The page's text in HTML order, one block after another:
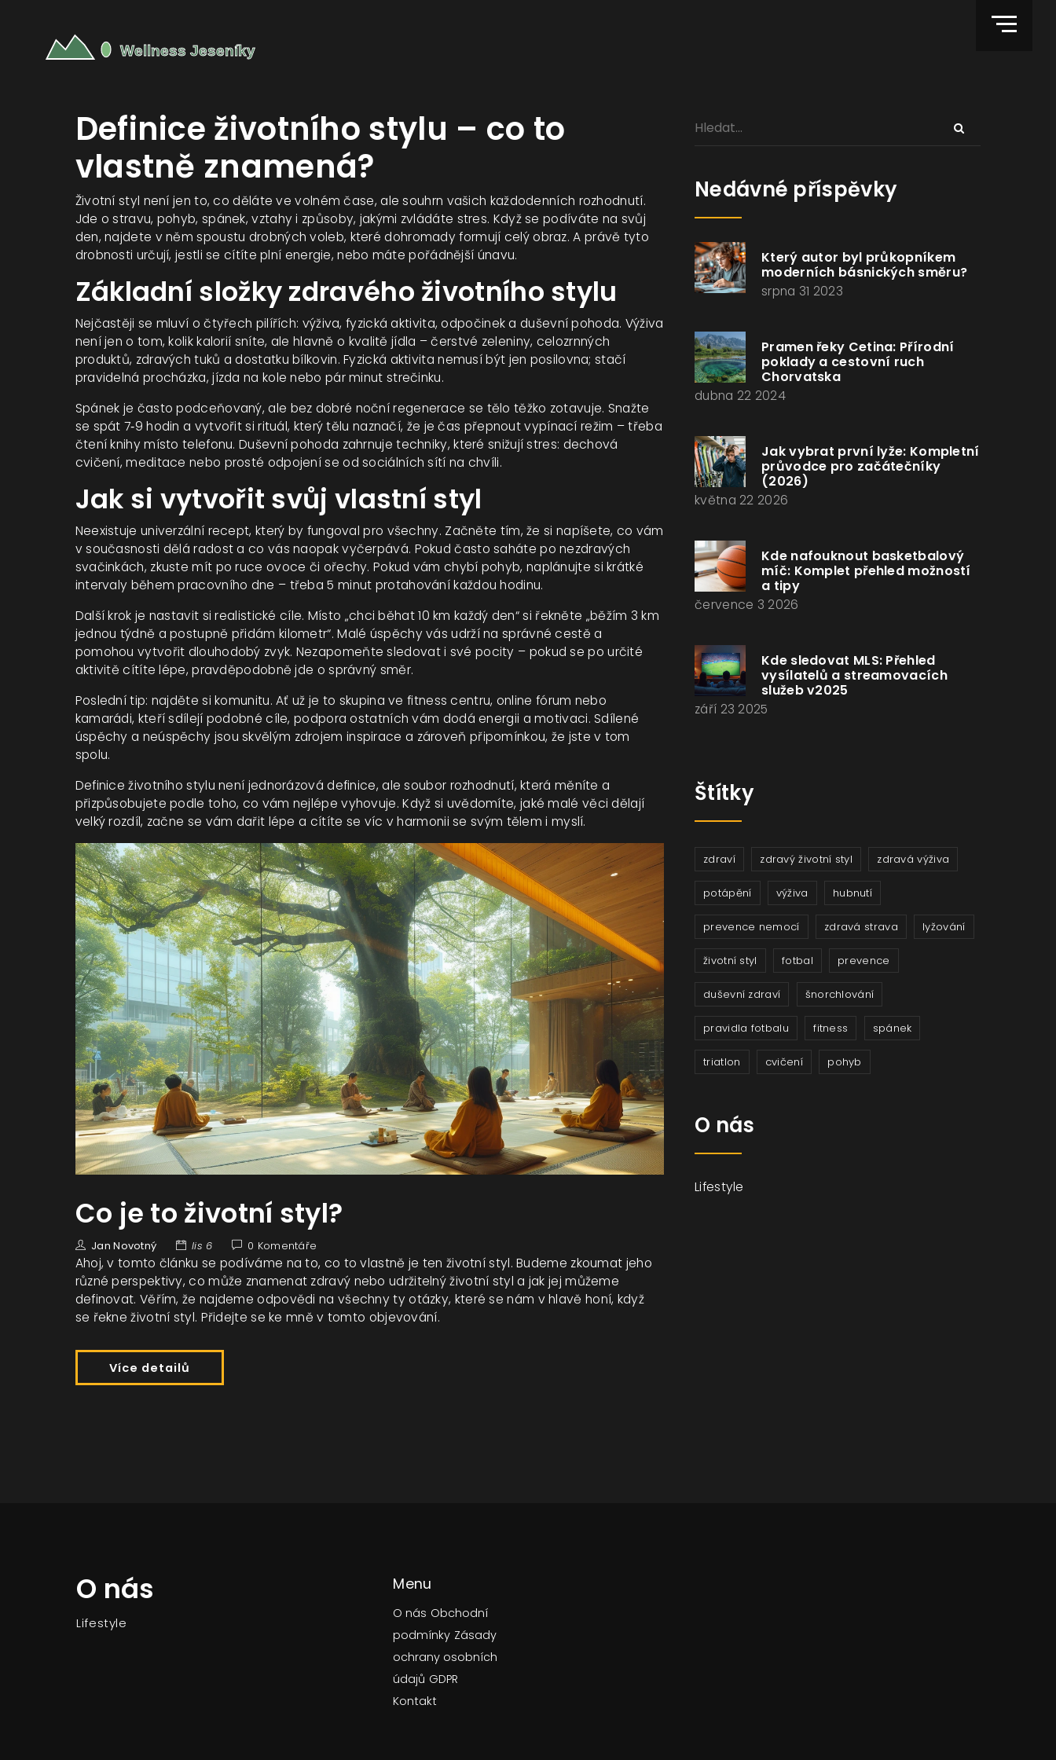
Definice životního stylu – co to
vlastně znamená?
Životní styl není jen to, co děláte ve volném čase, ale souhrn vašich každodenních rozhodnutí.
Jde o stravu, pohyb, spánek, vztahy i způsoby, jakými zvládáte stres. Když se podíváte na svůj
den, najdete v něm spoustu drobných voleb, které dohromady formují celý obraz. A právě tyto
drobnosti určují, jestli se cítíte plní energie, nebo máte pořádnější únavu.
Základní složky zdravého životního stylu
Nejčastěji se mluví o čtyřech pilířích: výživa, fyzická aktivita, odpočinek a duševní pohoda. Výživa
není jen o tom, kolik kalorií sníte, ale hlavně o kvalitě jídla – čerstvé zeleniny, celozrnných
produktů, zdravých tuků a dostatku bílkovin. Fyzická aktivita nemusí být jen posilovna; stačí
pravidelná procházka, jízda na kole nebo pár minut strečinku.
Spánek je často podceňovaný, ale bez dobré noční regenerace se tělo těžko zotavuje. Snažte
se spát 7‑9 hodin a vytvořit si rituál, který tělu naznačí, že je čas přepnout vypínací režim – třeba
čtení knihy místo telefonu. Duševní pohoda zahrnuje techniky, které snižují stres: dechová
cvičení, meditace nebo prosté odpojení se od sociálních sítí na chvíli.
Jak si vytvořit svůj vlastní styl
Neexistuje univerzální recept, který by fungoval pro všechny. Začněte tím, že si napíšete, co vám
v současnosti dělá radost a co vás naopak vyčerpává. Pokud často saháte po nezdravých
svačinkách, zkuste mít po ruce ovoce či ořechy. Pokud vám chybí pohyb, naplánujte si krátké
intervaly během pracovního dne – třeba 5 minut protahování každou hodinu.
Další krok je nastavit si realistické cíle. Místo „chci běhat 10 km každý den“ si řekněte „běžím 3 km
jednou týdně a postupně přidám kilometr“. Malé úspěchy vás udrží na správné cestě a
pomohou vytvořit dlouhodobý zvyk. Nezapomeňte sledovat i své pocity – pokud se po určité
aktivitě cítíte lépe, pravděpodobně jde o správný směr.
Poslední tip: najděte si komunitu. Ať už je to skupina ve fitness centru, online fórum nebo
kamarádi, kteří sdílejí podobné cíle, podpora ostatních vám dodá energii a motivaci. Sdílené
úspěchy a neúspěchy jsou skvělým zdrojem inspirace a zároveň připomínkou, že jste v tom
spolu.
Definice životního stylu není jednorázová definice, ale soubor rozhodnutí, která měníte a
přizpůsobujete podle toho, co vám nejlépe vyhovuje. Když si uvědomíte, jaké malé věci dělají
velký rozdíl, začne se vám dařit lépe a cítíte se víc v harmonii se svým tělem i myslí.
Co je to životní styl?
Jan Novotný lis 6 0 Komentáře
Ahoj, v tomto článku se podíváme na to, co to vlastně je ten životní styl. Budeme zkoumat jeho
různé perspektivy, co může znamenat zdravý nebo udržitelný životní styl a jak jej můžeme
definovat. Věřím, že najdeme odpovědi na všechny ty otázky, které se nám v hlavě honí, když
se řekne životní styl. Přidejte se ke mně v tomto objevování.
Více detailů
Nedávné příspěvky
Který autor byl průkopníkem
moderních básnických směru?
srpna 31 2023
Pramen řeky Cetina: Přírodní
poklady a cestovní ruch
Chorvatska
dubna 22 2024
Jak vybrat první lyže: Kompletní
průvodce pro začátečníky
(2026)
května 22 2026
Kde nafouknout basketbalový
míč: Komplet přehled možností
a tipy
července 3 2026
Kde sledovat MLS: Přehled
vysílatelů a streamovacích
služeb v2025
září 23 2025
Štítky
zdraví zdravý životní styl zdravá výživa
potápění výživa hubnutí
prevence nemocí zdravá strava lyžování
životní styl fotbal prevence
duševní zdraví šnorchlování
pravidla fotbalu fitness spánek
triatlon cvičení pohyb
O nás
Lifestyle
O nás
Lifestyle
Menu
O nás Obchodní
podmínky Zásady
ochrany osobních
údajů GDPR
Kontakt